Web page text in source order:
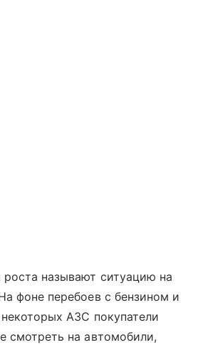
называют ситуацию на
фоне перебоев с бензином и
АЗС покупатели
смотреть на автомобили,